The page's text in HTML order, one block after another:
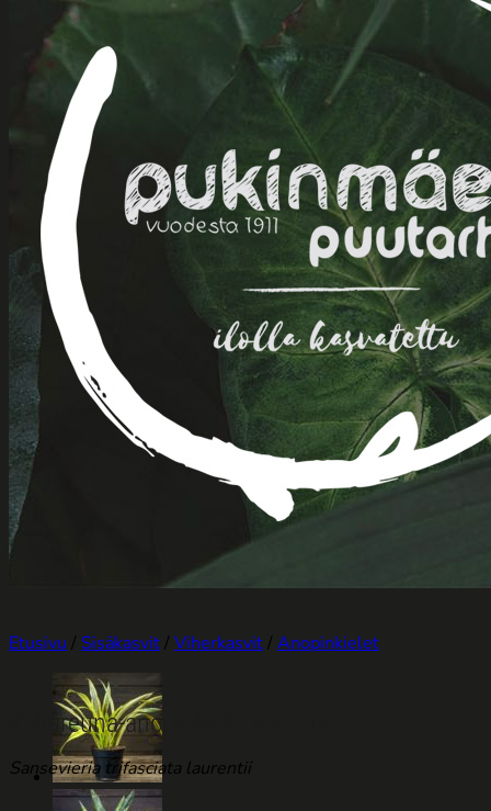
Etusivu / Sisäkasvit/ Viherkasvit/ Anopinkielet
Keltareuna-anopinkieli Laurentii
Sansevieria trifasciata laurentii